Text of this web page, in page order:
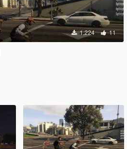
1,224 11